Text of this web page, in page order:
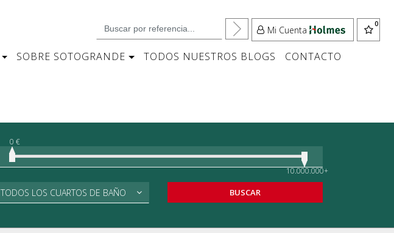
Mi Cuenta
SOBRE SOTOGRANDE TODOS NUESTROS BLOGS CONTACTO
0 €
10.000.000+
TODOS LOS CUARTOS DE BAÑO BUSCAR